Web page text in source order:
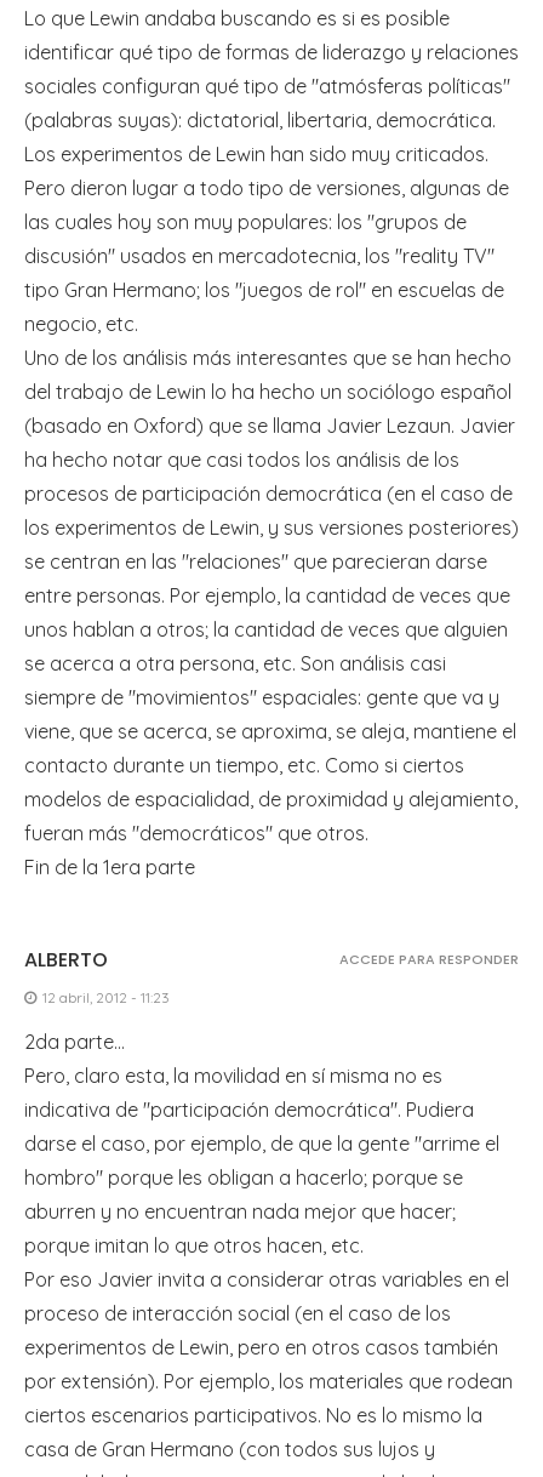
Lo que Lewin andaba buscando es si es posible
identificar qué tipo de formas de liderazgo y relaciones
sociales configuran qué tipo de "atmósferas políticas"
(palabras suyas): dictatorial, libertaria, democrática.
Los experimentos de Lewin han sido muy criticados.
Pero dieron lugar a todo tipo de versiones, algunas de
las cuales hoy son muy populares: los "grupos de
discusión" usados en mercadotecnia, los "reality TV"
tipo Gran Hermano; los "juegos de rol" en escuelas de
negocio, etc.
Uno de los análisis más interesantes que se han hecho
del trabajo de Lewin lo ha hecho un sociólogo español
(basado en Oxford) que se llama Javier Lezaun. Javier
ha hecho notar que casi todos los análisis de los
procesos de participación democrática (en el caso de
los experimentos de Lewin, y sus versiones posteriores)
se centran en las "relaciones" que parecieran darse
entre personas. Por ejemplo, la cantidad de veces que
unos hablan a otros; la cantidad de veces que alguien
se acerca a otra persona, etc. Son análisis casi
siempre de "movimientos" espaciales: gente que va y
viene, que se acerca, se aproxima, se aleja, mantiene el
contacto durante un tiempo, etc. Como si ciertos
modelos de espacialidad, de proximidad y alejamiento,
fueran más "democráticos" que otros.
Fin de la 1era parte
ALBERTO
12 abril, 2012 - 11:23
2da parte…
Pero, claro esta, la movilidad en sí misma no es
indicativa de "participación democrática". Pudiera
darse el caso, por ejemplo, de que la gente "arrime el
hombro" porque les obligan a hacerlo; porque se
aburren y no encuentran nada mejor que hacer;
porque imitan lo que otros hacen, etc.
Por eso Javier invita a considerar otras variables en el
proceso de interacción social (en el caso de los
experimentos de Lewin, pero en otros casos también
por extensión). Por ejemplo, los materiales que rodean
ciertos escenarios participativos. No es lo mismo la
casa de Gran Hermano (con todos sus lujos y
ACCEDE PARA RESPONDER